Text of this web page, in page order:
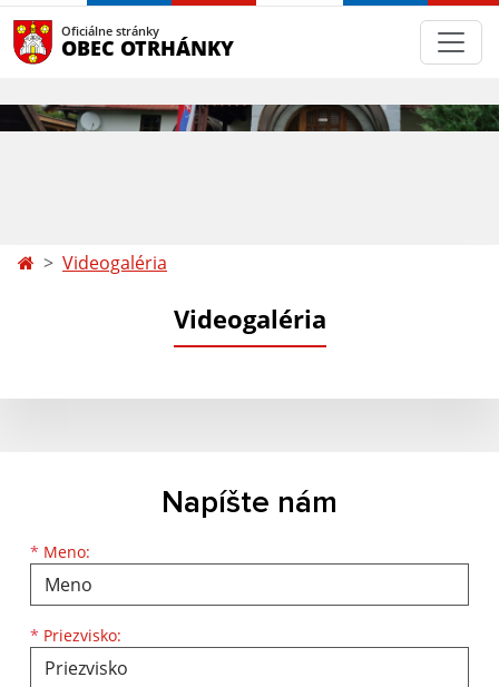
Oficiálne stránky
OBEC OTRHÁNKY
Videogaléria
Videogaléria
Napíšte nám
* Meno:
Meno
* Priezvisko:
Priezvisko
E-mailová adresa